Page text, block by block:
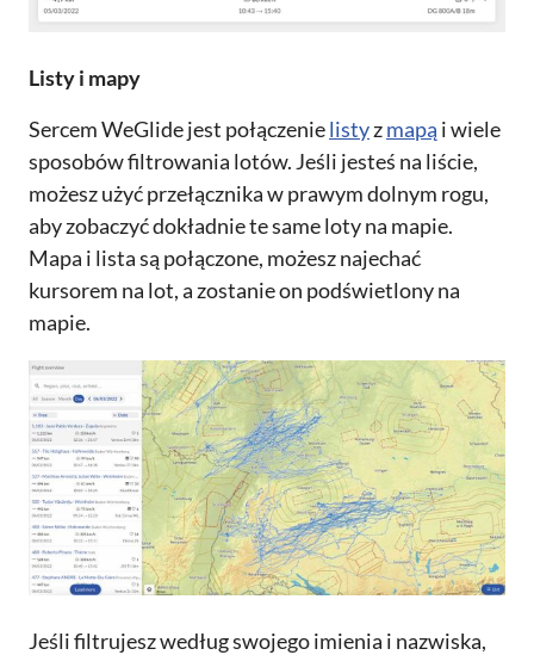
Listy i mapy
Sercem WeGlide jest połączenielistyzmapą i wiele
sposobów filtrowania lotów. Jeśli jesteś na liście,
możesz użyć przełącznika w prawym dolnym rogu,
aby zobaczyć dokładnie te same loty na mapie.
Mapa i lista są połączone, możesz najechać
kursorem na lot, a zostanie on podświetlony na
mapie.
Jeśli filtrujesz według swojego imienia i nazwiska,